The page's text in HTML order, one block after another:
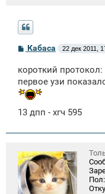
С
б
щ
е
н
е
Кабаса 22 дек 2011,
короткий
первое узи
13 дпп - хгч 595
Пол: